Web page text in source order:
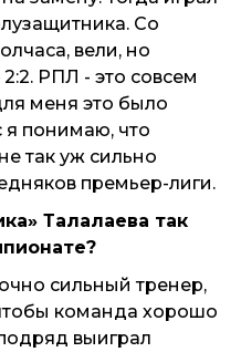
Со
вели, но
РПЛ - это совсем
меня это было
я понимаю, что
так уж сильно
премьер-лиги.
Талалаева так
сильный тренер,
команда хорошо
выиграл